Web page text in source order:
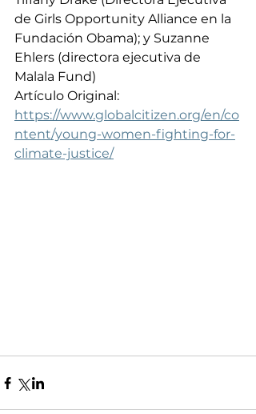
de Girls Opportunity Alliance en la
Fundación Obama); y Suzanne
Ehlers (directora ejecutiva de
Malala Fund)
Artículo Original:
https://www.globalcitizen.org/en/co
ntent/young-women-fighting-for-
climate-justice/